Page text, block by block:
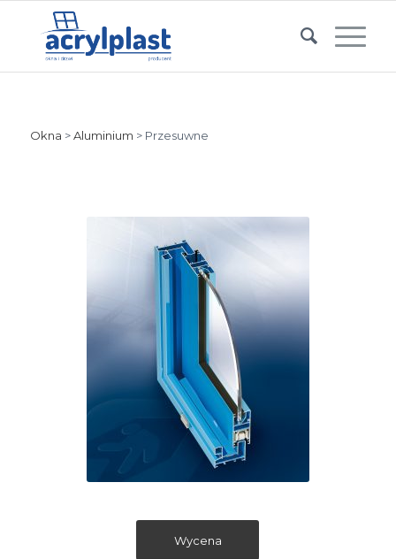
Okna >Aluminium > Przesuwne
Wycena